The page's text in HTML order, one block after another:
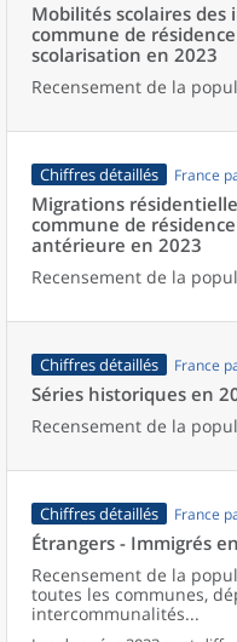
Mobilités scolaires
commune de
scolarisation en 2023
Recensement de la
Chiffres détaillés France
Migrations
commune de
antérieure en 2023
Recensement de la
Chiffres détaillés France
Séries historiques en
Recensement de la
Chiffres détaillés France
Étrangers - Immigrés
Recensement de la
toutes les communes,
intercommunalités...